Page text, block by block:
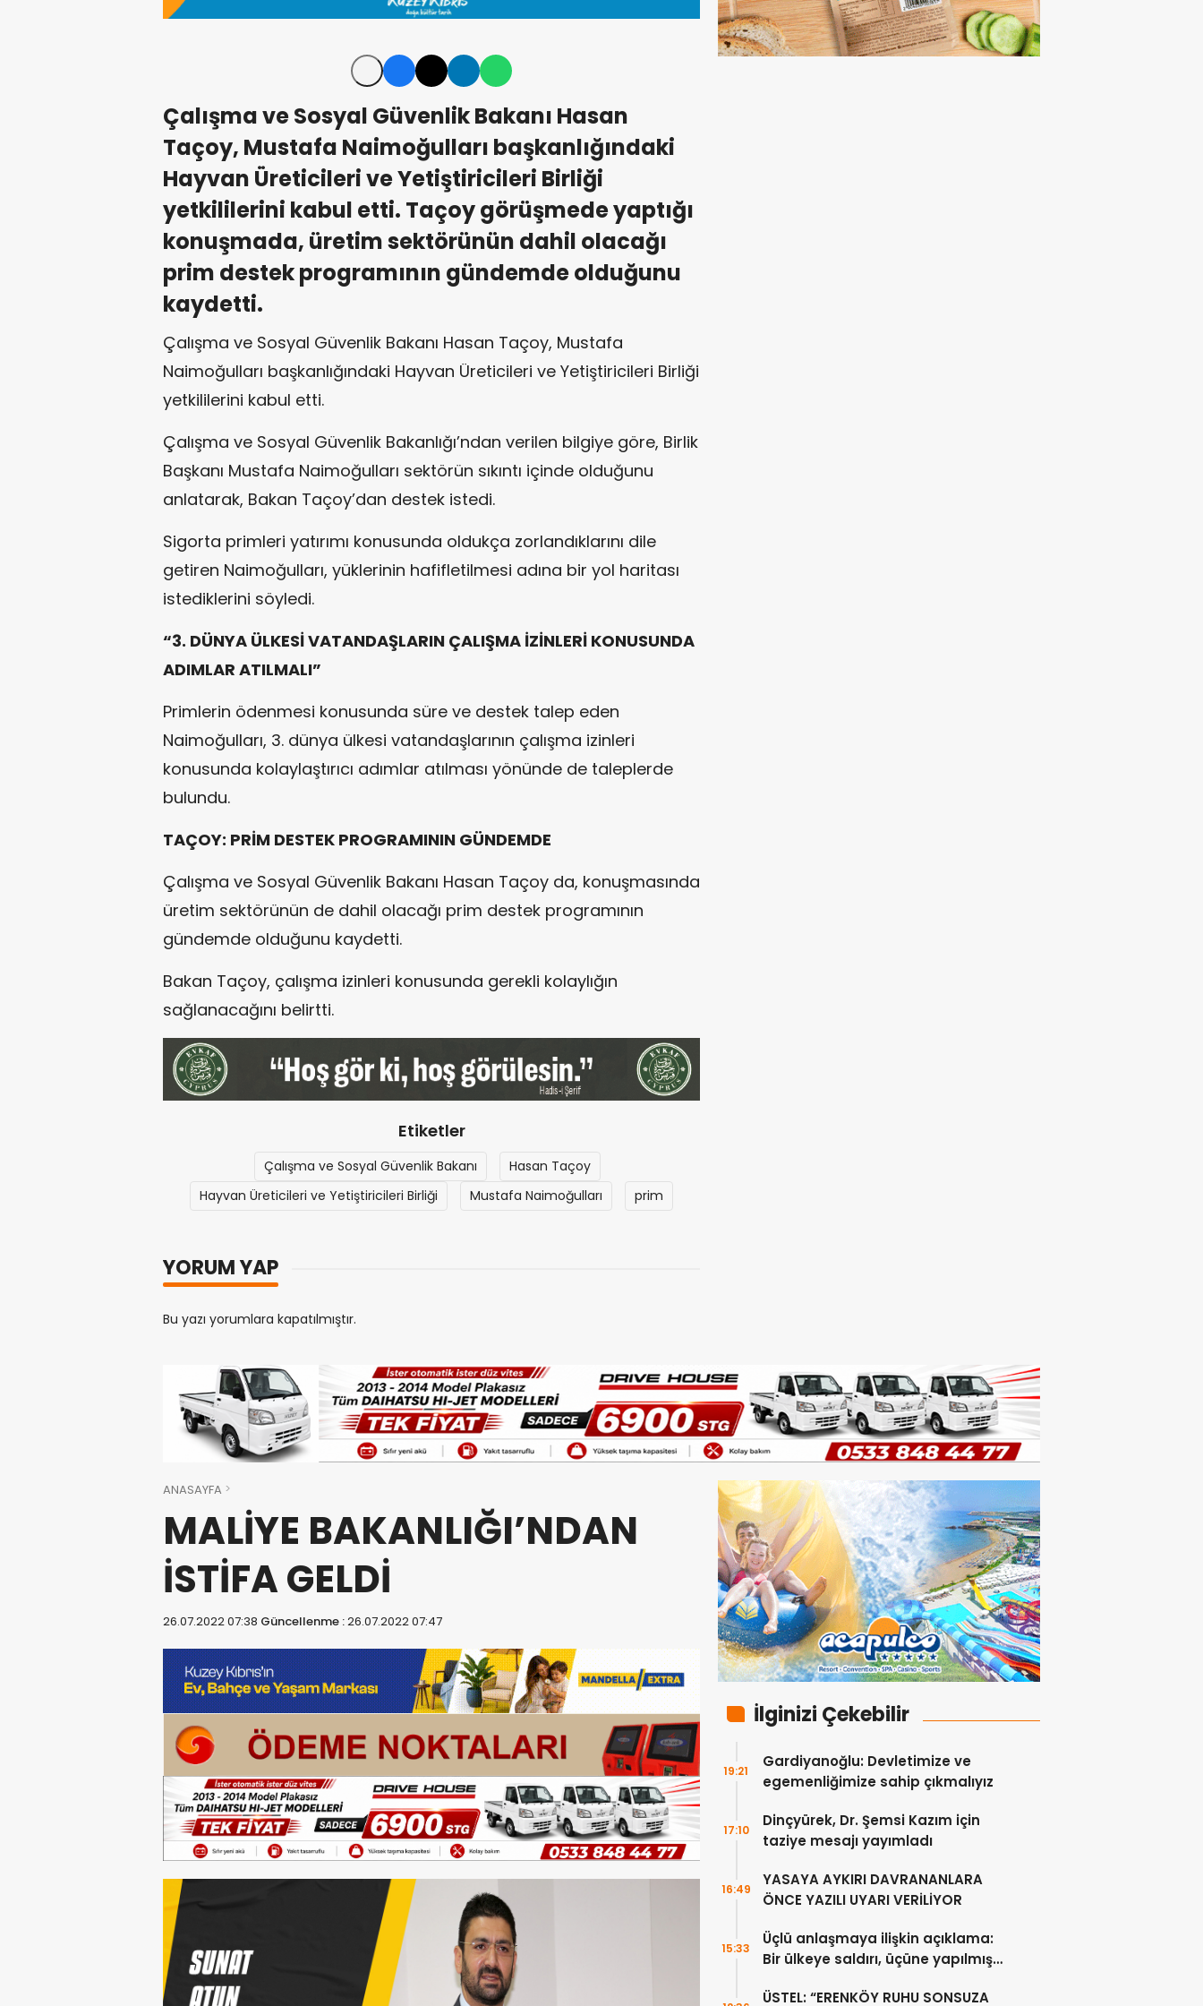
Çalışma ve Sosyal Güvenlik Bakanı Hasan
Taçoy, Mustafa Naimoğulları başkanlığındaki
Hayvan Üreticileri ve Yetiştiricileri Birliği
yetkililerini kabul etti. Taçoy görüşmede yaptığı
konuşmada, üretim sektörünün dahil olacağı
prim destek programının gündemde olduğunu
kaydetti.
Çalışma ve Sosyal Güvenlik Bakanı Hasan Taçoy, Mustafa
Naimoğulları başkanlığındaki Hayvan Üreticileri ve Yetiştiricileri Birliği
yetkililerini kabul etti.
Çalışma ve Sosyal Güvenlik Bakanlığı’ndan verilen bilgiye göre, Birlik
Başkanı Mustafa Naimoğulları sektörün sıkıntı içinde olduğunu
anlatarak, Bakan Taçoy’dan destek istedi.
Sigorta primleri yatırımı konusunda oldukça zorlandıklarını dile
getiren Naimoğulları, yüklerinin hafifletilmesi adına bir yol haritası
istediklerini söyledi.
“3. DÜNYA ÜLKESİ VATANDAŞLARIN ÇALIŞMA İZİNLERİ KONUSUNDA
ADIMLAR ATILMALI”
Primlerin ödenmesi konusunda süre ve destek talep eden
Naimoğulları, 3. dünya ülkesi vatandaşlarının çalışma izinleri
konusunda kolaylaştırıcı adımlar atılması yönünde de taleplerde
bulundu.
TAÇOY: PRİM DESTEK PROGRAMININ GÜNDEMDE
Çalışma ve Sosyal Güvenlik Bakanı Hasan Taçoy da, konuşmasında
üretim sektörünün de dahil olacağı prim destek programının
gündemde olduğunu kaydetti.
Bakan Taçoy, çalışma izinleri konusunda gerekli kolaylığın
sağlanacağını belirtti.
Etiketler
Çalışma ve Sosyal Güvenlik Bakanı
Hasan Taçoy
Hayvan Üreticileri ve Yetiştiricileri Birliği
Mustafa Naimoğulları prim
YORUM YAP
Bu yazı yorumlara kapatılmıştır.
ANASAYFA
MALİYE BAKANLIĞI’NDAN
İSTİFA GELDİ
26.07.2022 07:38 Güncellenme :26.07.2022 07:47
İlginizi Çekebilir
Gardiyanoğlu: Devletimize ve
egemenliğimize sahip çıkmalıyız
19:21
Dinçyürek, Dr. Şemsi Kazım için
taziye mesajı yayımladı
17:10
YASAYA AYKIRI DAVRANANLARA
ÖNCE YAZILI UYARI VERİLİYOR
16:49
Üçlü anlaşmaya ilişkin açıklama:
Bir ülkeye saldırı, üçüne yapılmış
15:33
ÜSTEL: “ERENKÖY RUHU SONSUZA